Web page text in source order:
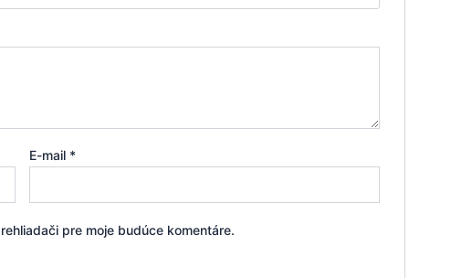
E-mail *
pre moje budúce komentáre.